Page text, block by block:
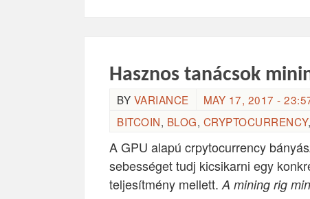
Hasznos tanácsok
BY VARIANCE
MAY 17, 2017 -
BITCOIN, BLOG, CRYPTOCURRENCY,
A GPU alapú crpytocurrency
sebességet tudj kicsikarni egy
teljesítmény mellett. A mining rig